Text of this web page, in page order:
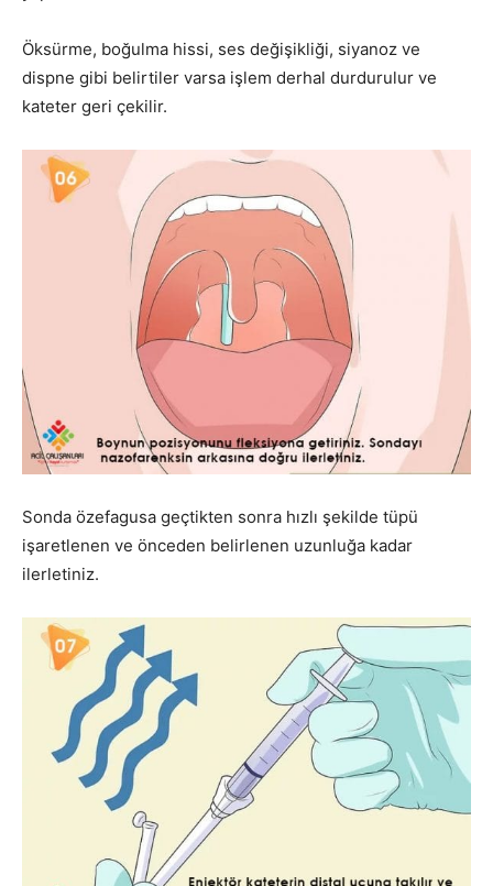
Öksürme, boğulma hissi, ses değişikliği, siyanoz ve
dispne gibi belirtiler varsa işlem derhal durdurulur ve
kateter geri çekilir.
Sonda özefagusa geçtikten sonra hızlı şekilde tüpü
işaretlenen ve önceden belirlenen uzunluğa kadar
ilerletiniz.